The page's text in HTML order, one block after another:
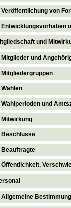
Veröffentlichung von
Entwicklungsvorhaben
und
Mitglieder und
Mitgliedergruppen
Wahlen
Wahlperioden und
Mitwirkung
Beschlüsse
Beauftragte
Öffentlichkeit,
Allgemeine